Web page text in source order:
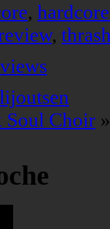
,
,
Soul Choir »